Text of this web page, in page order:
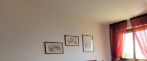
OSPITALITÀ
SAPORI TIPICI
ARTE E CULTURA